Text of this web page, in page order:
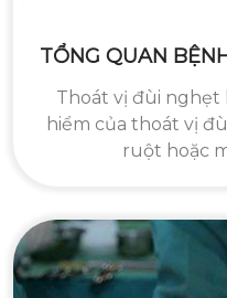
TỔNG QUAN
Thoát vị đùi
hiểm của thoát vị
ruột hoặc